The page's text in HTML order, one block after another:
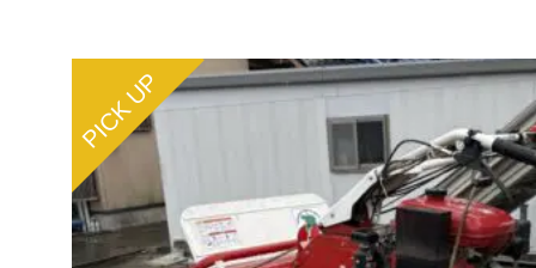
PICK UP